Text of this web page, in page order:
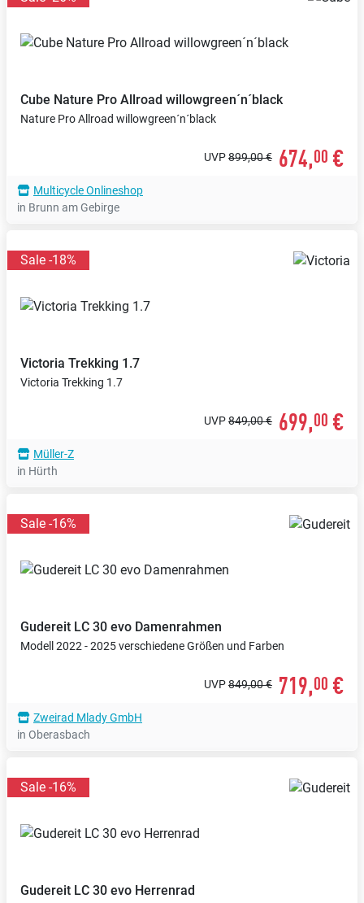
Cube Nature Pro Allroad willowgreen´n´black
Nature Pro Allroad willowgreen´n´black
UVP899,00 € 674,00 €
Multicycle Onlineshop
in Brunn am Gebirge
Sale -18%
Victoria Trekking 1.7
Victoria Trekking 1.7
UVP849,00 € 699,00 €
Müller-Z
in Hürth
Sale -16%
Gudereit LC 30 evo Damenrahmen
Modell 2022 - 2025 verschiedene Größen und Farben
UVP849,00 € 719,00 €
Zweirad Mlady GmbH
in Oberasbach
Sale -16%
Gudereit LC 30 evo Herrenrad